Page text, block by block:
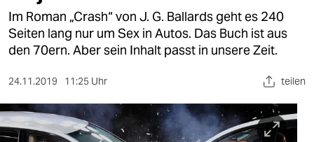
öko
gesellschaft
sport
berlin
Im Roman „Crash“ von J. G. Ballards geht es 240
Seiten lang nur um Sex in Autos. Das Buch ist aus
den 70ern. Aber sein Inhalt passt in unsere Zeit.
24.11.2019 11:25 Uhr teilen